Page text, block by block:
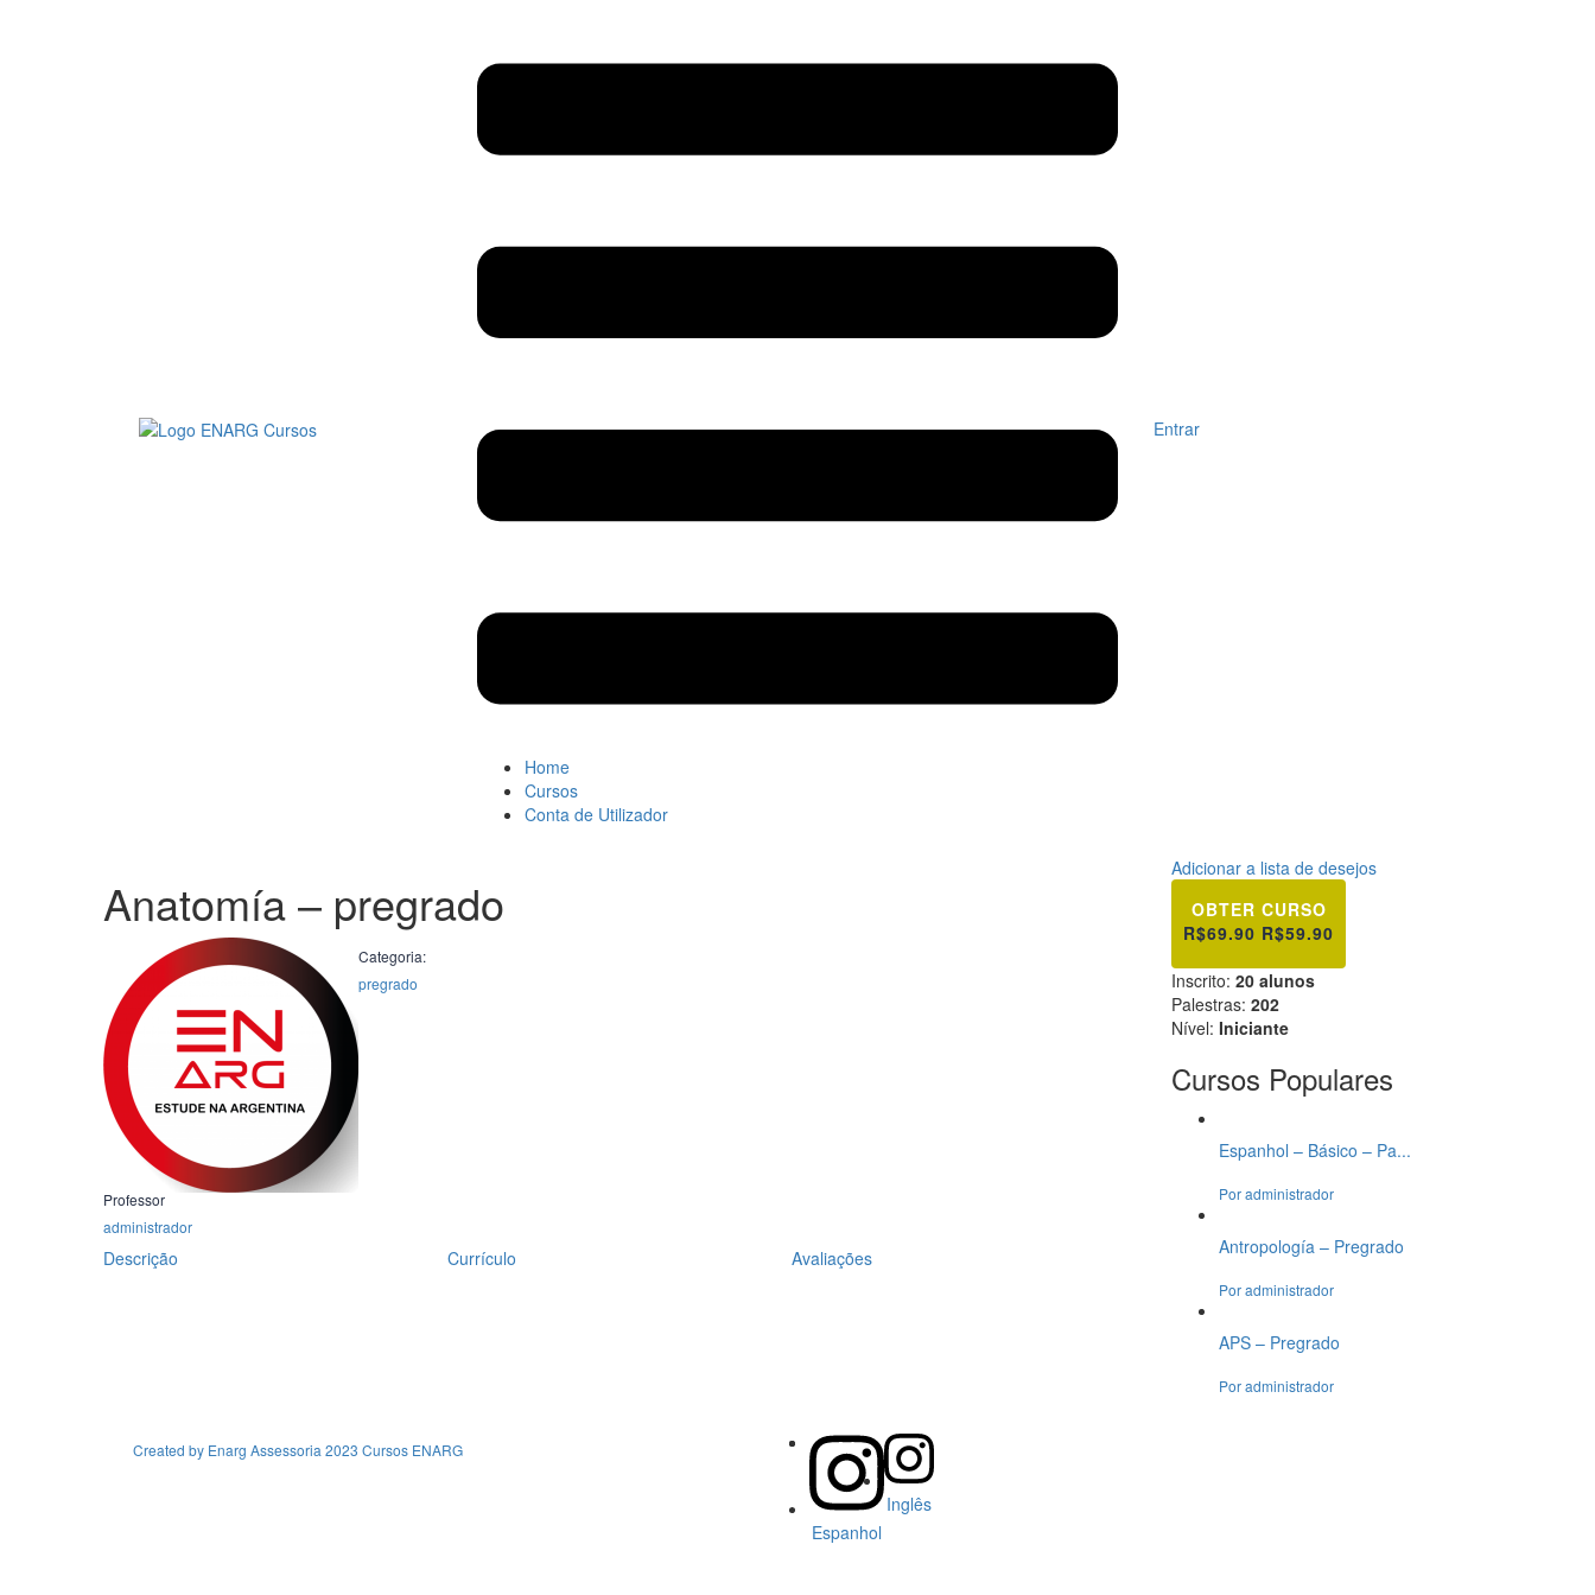
Home
Cursos
Conta de Utilizador
Entrar
Anatomía – pregrado
Professor
administrador
Categoria:
pregrado
Descrição Currículo Avaliações
Adicionar a lista de desejos
OBTER CURSO
R$69.90 R$59.90
Inscrito: 20 alunos
Palestras: 202
Nível: Iniciante
Cursos Populares
Espanhol – Básico – Pa...
Por administrador
Antropología – Pregrado
Por administrador
APS – Pregrado
Por administrador
Created by Enarg Assessoria 2023 Cursos ENARG
Espanhol
Inglês